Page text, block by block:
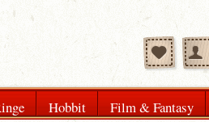
Hobbit Film & Fantasy